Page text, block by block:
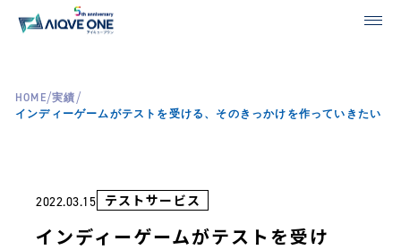
HOME/実績/
インディーゲームがテストを受ける、そのきっかけを作っていきたい
2022.03.15 テストサービス
インディーゲームがテストを受け